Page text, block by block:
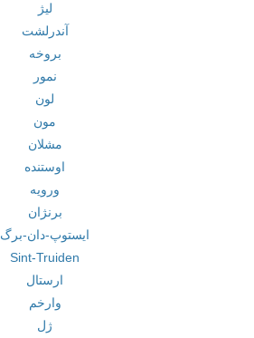
لیژ
آندرلشت
بروخه
نمور
لون
مون
مشلان
اوستنده
ورویه
برنژان
ایستوپ-دان-برگ
Sint-Truiden
ارستال
وارخم
ژل